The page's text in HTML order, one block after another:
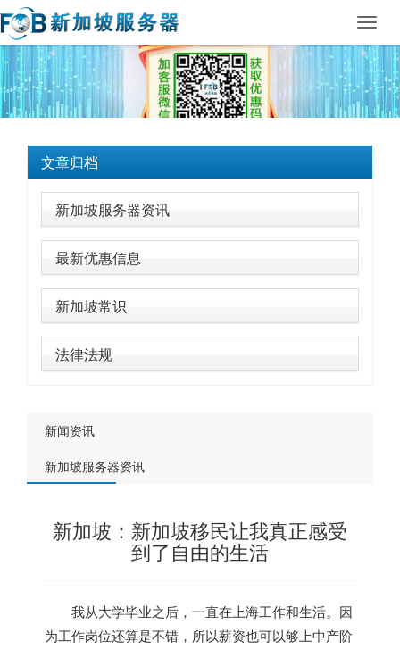
文章归档
新加坡服务器资讯
最新优惠信息
新加坡常识
法律法规
新闻资讯
新加坡服务器资讯
新加坡：新加坡移民让我真正感受
到了自由的生活
我从大学毕业之后，一直在上海工作和生活。因
为工作岗位还算是不错，所以薪资也可以够上中产阶